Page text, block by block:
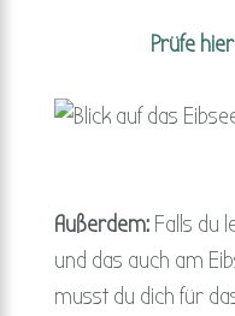
Prüfe
Außerdem:Falls du
und das auch am
musst du dich für